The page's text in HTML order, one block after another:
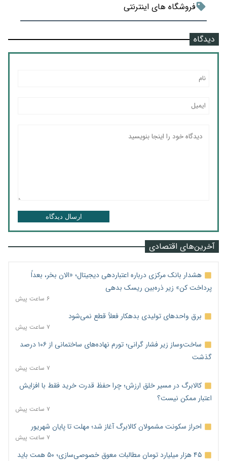
فروشگاه های اینترنتی
دیدگاه
ارسال دیدگاه
آخرین‌های اقتصادی
هشدار بانک مرکزی درباره اعتباردهی دیجیتال؛ «الان بخر، بعداً
پرداخت کن» زیر ذره‌بین ریسک بدهی
۶ ساعت پیش
برق واحدهای تولیدی بدهکار فعلاً قطع نمی‌شود
۷ ساعت پیش
ساخت‌وساز زیر فشار گرانی؛ تورم نهاده‌های ساختمانی از ۱۰۶ درصد
گذشت
۷ ساعت پیش
کالابرگ در مسیر خلق ارزش؛ چرا حفظ قدرت خرید فقط با افزایش
اعتبار ممکن نیست؟
۷ ساعت پیش
احراز سکونت مشمولان کالابرگ آغاز شد؛ مهلت تا پایان شهریور
۷ ساعت پیش
۴۵ هزار میلیارد تومان مطالبات معوق خصوصی‌سازی؛ ۵۰ همت باید